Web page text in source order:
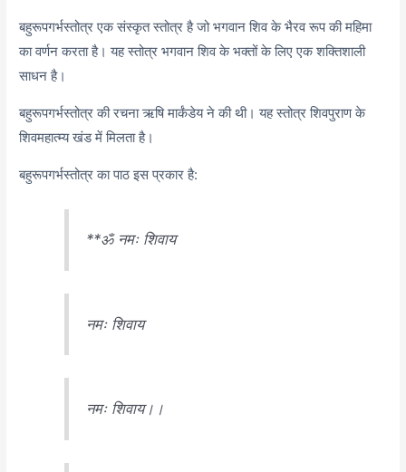
बहुरूपगर्भस्तोत्र एक संस्कृत स्तोत्र है जो भगवान शिव के भैरव रूप की महिमा
का वर्णन करता है। यह स्तोत्र भगवान शिव के भक्तों के लिए एक शक्तिशाली
साधन है।
बहुरूपगर्भस्तोत्र की रचना ऋषि मार्कंडेय ने की थी। यह स्तोत्र शिवपुराण के
शिवमहात्म्य खंड में मिलता है।
बहुरूपगर्भस्तोत्र का पाठ इस प्रकार है:
**ॐ नमः शिवाय
नमः शिवाय
नमः शिवाय।।